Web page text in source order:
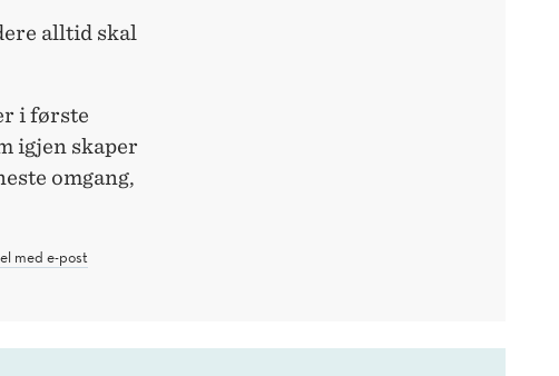
alltid skal
i første
igjen skaper
omgang,
med e-post